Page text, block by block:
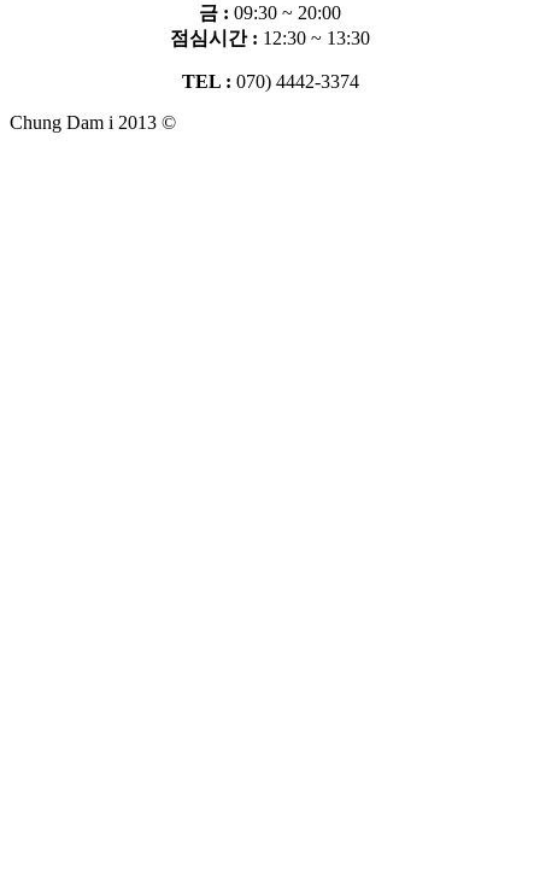
금 : 09:30 ~ 20:00
점심시간 : 12:30 ~ 13:30
TEL : 070) 4442-3374
Chung Dam i 2013 ©